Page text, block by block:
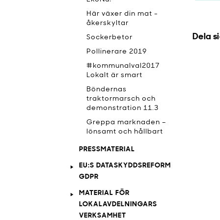
Dela
Här växer din mat -
åkerskyltar
Sockerbetor
Pollinerare 2019
#kommunalval2017
Lokalt är smart
Böndernas
traktormarsch och
demonstration 11.3
Greppa marknaden –
lönsamt och hållbart
PRESSMATERIAL
EU:S DATASKYDDSREFORM
GDPR
MATERIAL FÖR
LOKALAVDELNINGARS
VERKSAMHET